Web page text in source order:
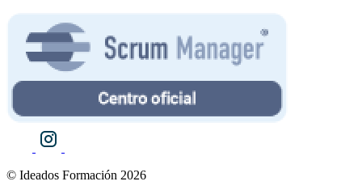
© Ideados Formación 2026